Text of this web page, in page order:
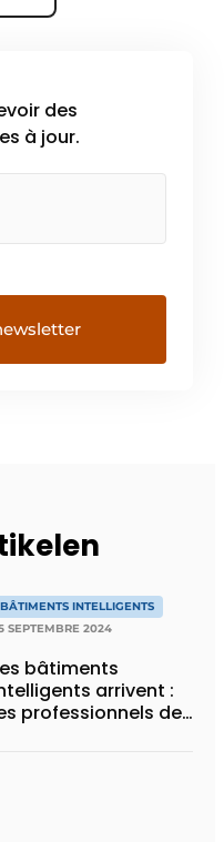
des
à jour.
BÂTIMENTS INTELLIGENTS
SEPTEMBRE 2024
bâtiments
arrivent :
professionnels de